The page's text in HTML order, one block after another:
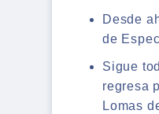
Desde
de
Sigue
regresa
Lomas